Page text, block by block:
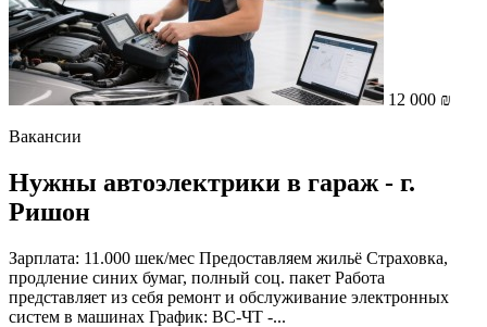
12 000 ₪
Вакансии
Нужны автоэлектрики в гараж - г.
Ришон
Зарплата: 11.000 шек/мес Предоставляем жильё Страховка,
продление синих бумаг, полный соц. пакет Работа
представляет из себя ремонт и обслуживание электронных
систем в машинах График: ВС-ЧТ -...